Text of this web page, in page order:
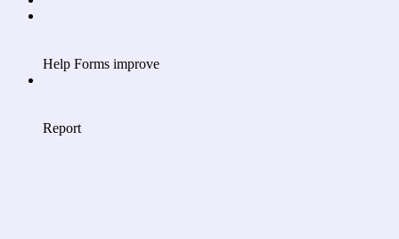
Help Forms improve
Report